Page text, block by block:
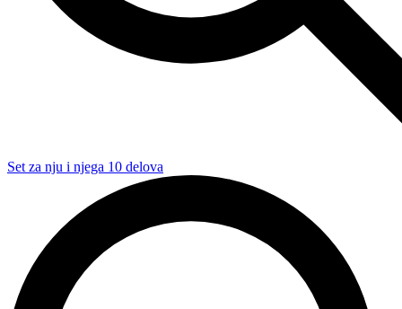
Set za nju i njega 10 delova